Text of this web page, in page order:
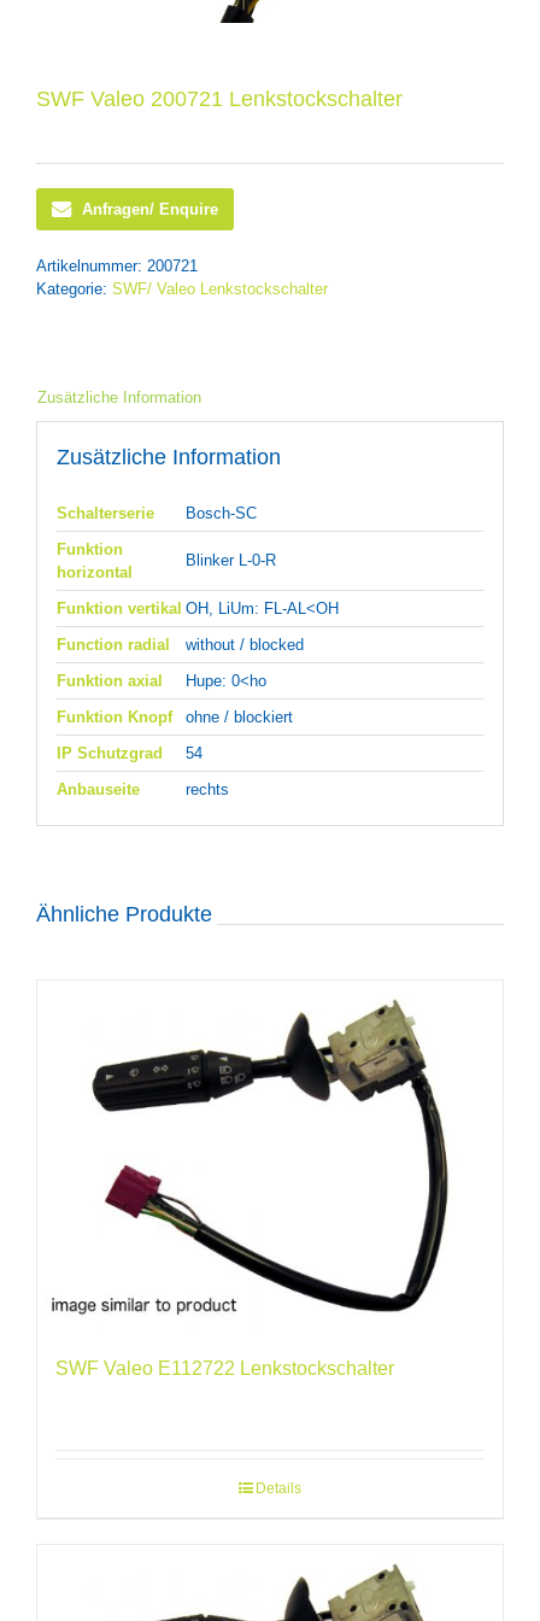
SWF Valeo 200721 Lenkstockschalter
Anfragen/ Enquire
Artikelnummer: 200721
Kategorie: SWF/ Valeo Lenkstockschalter
Zusätzliche Information
Zusätzliche Information
Schalterserie
Bosch-SC
Funktion
horizontal
Blinker L-0-R
Funktion vertikal OH, LiUm: FL-AL<OH
Function radial
without / blocked
Funktion axial
Hupe: 0<ho
Funktion Knopf
ohne / blockiert
IP Schutzgrad
54
Anbauseite
rechts
Ähnliche Produkte
SWF Valeo E112722 Lenkstockschalter
Details